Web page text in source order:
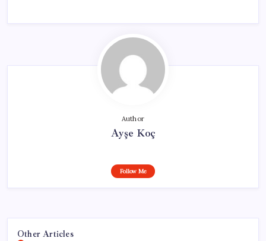
Author
Ayşe Koç
Follow Me
Other Articles